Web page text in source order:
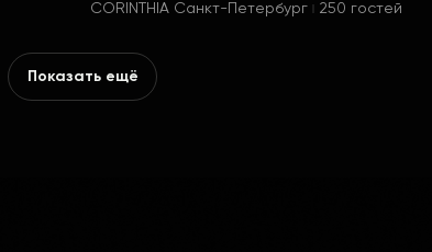
CORINTHIA Санкт-Петербург 250 гостей
Показать ещё